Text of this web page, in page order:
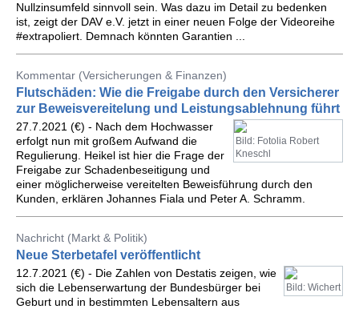
Nullzinsumfeld sinnvoll sein. Was dazu im Detail zu bedenken
ist, zeigt der DAV e.V. jetzt in einer neuen Folge der Videoreihe
#extrapoliert. Demnach könnten Garantien ...
Kommentar (Versicherungen & Finanzen)
Flutschäden: Wie die Freigabe durch den Versicherer
zur Beweisvereitelung und Leistungsablehnung führt
Bild: Fotolia Robert
Kneschl
27.7.2021 (€) - Nach dem Hochwasser
erfolgt nun mit großem Aufwand die
Regulierung. Heikel ist hier die Frage der
Freigabe zur Schadenbeseitigung und
einer möglicherweise vereitelten Beweisführung durch den
Kunden, erklären Johannes Fiala und Peter A. Schramm.
Nachricht (Markt & Politik)
Neue Sterbetafel veröffentlicht
Bild: Wichert
12.7.2021 (€) - Die Zahlen von Destatis zeigen, wie
sich die Lebenserwartung der Bundesbürger bei
Geburt und in bestimmten Lebensaltern aus